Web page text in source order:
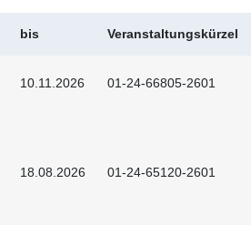
bis Veranstaltungskürzel
10.11.2026 01-24-66805-2601
18.08.2026 01-24-65120-2601